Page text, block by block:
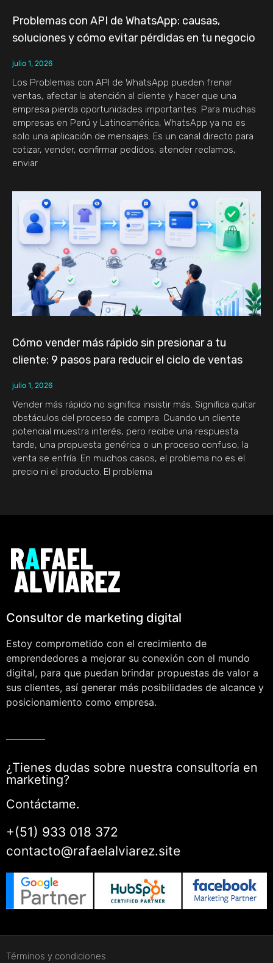
Problemas con API de WhatsApp: causas,
soluciones y cómo evitar pérdidas en tu negocio
julio 1, 2026
Los Problemas con API de WhatsApp pueden frenar
ventas, afectar la atención al cliente y hacer que una
empresa pierda oportunidades importantes. Para muchas
empresas en Perú y Latinoamérica, WhatsApp ya no es
solo una aplicación de mensajes. Es un canal directo para
cotizar, vender, confirmar pedidos, atender reclamos,
enviar
Cómo vender más rápido sin presionar a tu
cliente: 9 pasos para reducir el ciclo de ventas
julio 1, 2026
Vender más rápido no significa insistir más. Significa quitar
obstáculos del proceso de compra. Cuando un cliente
potencial muestra interés, pero recibe una respuesta
tarde, una propuesta genérica o un proceso confuso, la
venta se enfría. En muchos casos, el problema no es el
precio ni el producto. El problema
Consultor de marketing digital
Estoy comprometido con el crecimiento de
emprendedores a mejorar su conexión con el mundo
digital, para que puedan brindar propuestas de valor a
sus clientes, así generar más posibilidades de alcance y
posicionamiento como empresa.
¿Tienes dudas sobre nuestra consultoría en
marketing?
Contáctame.
+(51) 933 018 372
contacto@rafaelalviarez.site
Términos y condiciones